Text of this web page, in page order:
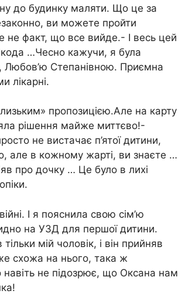
до будинку маляти. Що це за
ви можете пройти
не факт, що все вийде.- І весь цей
…Чесно кажучи, я була
Любов’ю Степанівною. Приємна
лікарні.
пропозицією.Але на карту
рішення майже миттєво!-
не вистачає п’ятої дитини,
але в кожному жарті, ви знаєте …
про дочку … Це було в лихі
І я пояснила свою сім’ю
на УЗД для першої дитини.
мій чоловік, і він прийняв
схожа на нього, така ж
навіть не підозрює, що Оксана нам